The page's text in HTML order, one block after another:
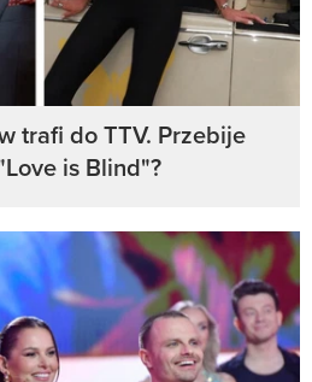
trafi do TTV. Przebije
is Blind"?